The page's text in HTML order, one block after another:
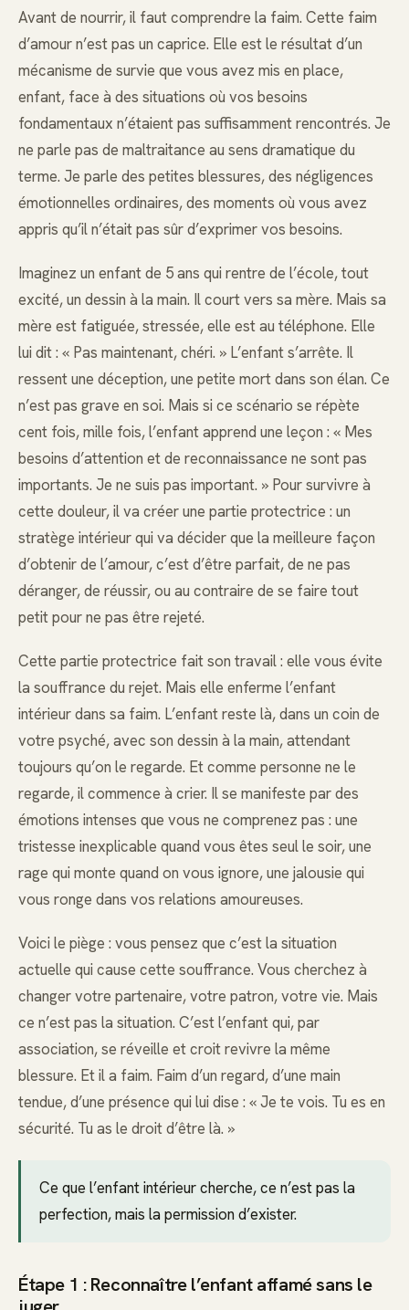
Avant de nourrir, il faut comprendre la faim. Cette faim
d’amour n’est pas un caprice. Elle est le résultat d’un
mécanisme de survie que vous avez mis en place,
enfant, face à des situations où vos besoins
fondamentaux n’étaient pas suffisamment rencontrés. Je
ne parle pas de maltraitance au sens dramatique du
terme. Je parle des petites blessures, des négligences
émotionnelles ordinaires, des moments où vous avez
appris qu’il n’était pas sûr d’exprimer vos besoins.
Imaginez un enfant de 5 ans qui rentre de l’école, tout
excité, un dessin à la main. Il court vers sa mère. Mais sa
mère est fatiguée, stressée, elle est au téléphone. Elle
lui dit : « Pas maintenant, chéri. » L’enfant s’arrête. Il
ressent une déception, une petite mort dans son élan. Ce
n’est pas grave en soi. Mais si ce scénario se répète
cent fois, mille fois, l’enfant apprend une leçon : « Mes
besoins d’attention et de reconnaissance ne sont pas
importants. Je ne suis pas important. » Pour survivre à
cette douleur, il va créer une partie protectrice : un
stratège intérieur qui va décider que la meilleure façon
d’obtenir de l’amour, c’est d’être parfait, de ne pas
déranger, de réussir, ou au contraire de se faire tout
petit pour ne pas être rejeté.
Cette partie protectrice fait son travail : elle vous évite
la souffrance du rejet. Mais elle enferme l’enfant
intérieur dans sa faim. L’enfant reste là, dans un coin de
votre psyché, avec son dessin à la main, attendant
toujours qu’on le regarde. Et comme personne ne le
regarde, il commence à crier. Il se manifeste par des
émotions intenses que vous ne comprenez pas : une
tristesse inexplicable quand vous êtes seul le soir, une
rage qui monte quand on vous ignore, une jalousie qui
vous ronge dans vos relations amoureuses.
Voici le piège : vous pensez que c’est la situation
actuelle qui cause cette souffrance. Vous cherchez à
changer votre partenaire, votre patron, votre vie. Mais
ce n’est pas la situation. C’est l’enfant qui, par
association, se réveille et croit revivre la même
blessure. Et il a faim. Faim d’un regard, d’une main
tendue, d’une présence qui lui dise : « Je te vois. Tu es en
sécurité. Tu as le droit d’être là. »
Ce que l’enfant intérieur cherche, ce n’est pas la
perfection, mais la permission d’exister.
Étape 1 : Reconnaître l’enfant affamé sans le